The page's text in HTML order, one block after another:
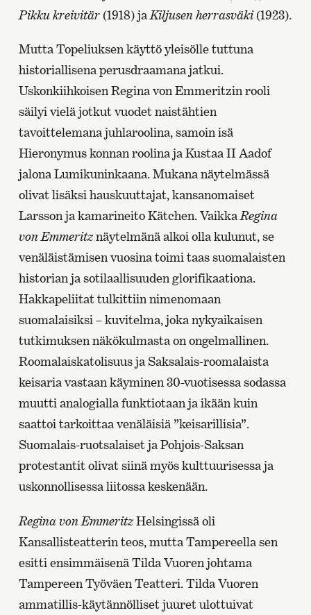
Pikku kreivitär(1918) jaKiljusen herrasväki(1923).
Mutta Topeliuksen käyttö yleisölle tuttuna
historiallisena perusdraamana jatkui.
Uskonkiihkoisen Regina von Emmeritzin rooli
säilyi vielä jotkut vuodet naistähtien
tavoittelemana juhlaroolina, samoin isä
Hieronymus konnan roolina ja Kustaa II Aadof
jalona Lumikuninkaana. Mukana näytelmässä
olivat lisäksi hauskuuttajat, kansanomaiset
Larsson ja kamarineito Kätchen. VaikkaRegina
von Emmeritznäytelmänä alkoi olla kulunut, se
venäläistämisen vuosina toimi taas suomalaisten
historian ja sotilaallisuuden glorifikaationa.
Hakkapeliitat tulkittiin nimenomaan
suomalaisiksi – kuvitelma, joka nykyaikaisen
tutkimuksen näkökulmasta on ongelmallinen.
Roomalaiskatolisuus ja Saksalais-roomalaista
keisaria vastaan käyminen 30-vuotisessa sodassa
muutti analogialla funktiotaan ja ikään kuin
saattoi tarkoittaa venäläisiä ”keisarillisia”.
Suomalais-ruotsalaiset ja Pohjois-Saksan
protestantit olivat siinä myös kulttuurisessa ja
uskonnollisessa liitossa keskenään.
Regina von EmmeritzHelsingissä oli
Kansallisteatterin teos, mutta Tampereella sen
esitti ensimmäisenä Tilda Vuoren johtama
Tampereen Työväen Teatteri. Tilda Vuoren
ammatillis-käytännölliset juuret ulottuivat